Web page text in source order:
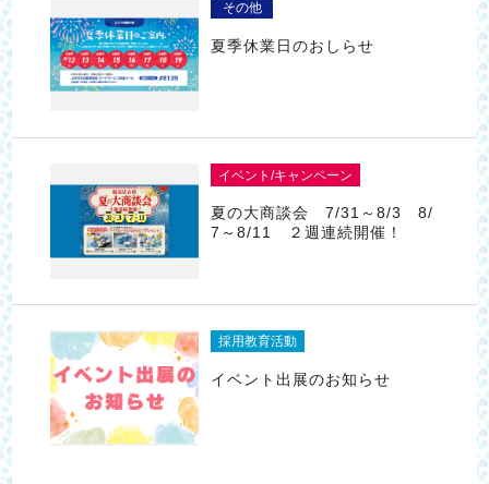
その他
夏季休業日のおしらせ
イベント/キャンペーン
夏の大商談会 7/31～8/3 8/
7～8/11 ２週連続開催！
採用教育活動
イベント出展のお知らせ